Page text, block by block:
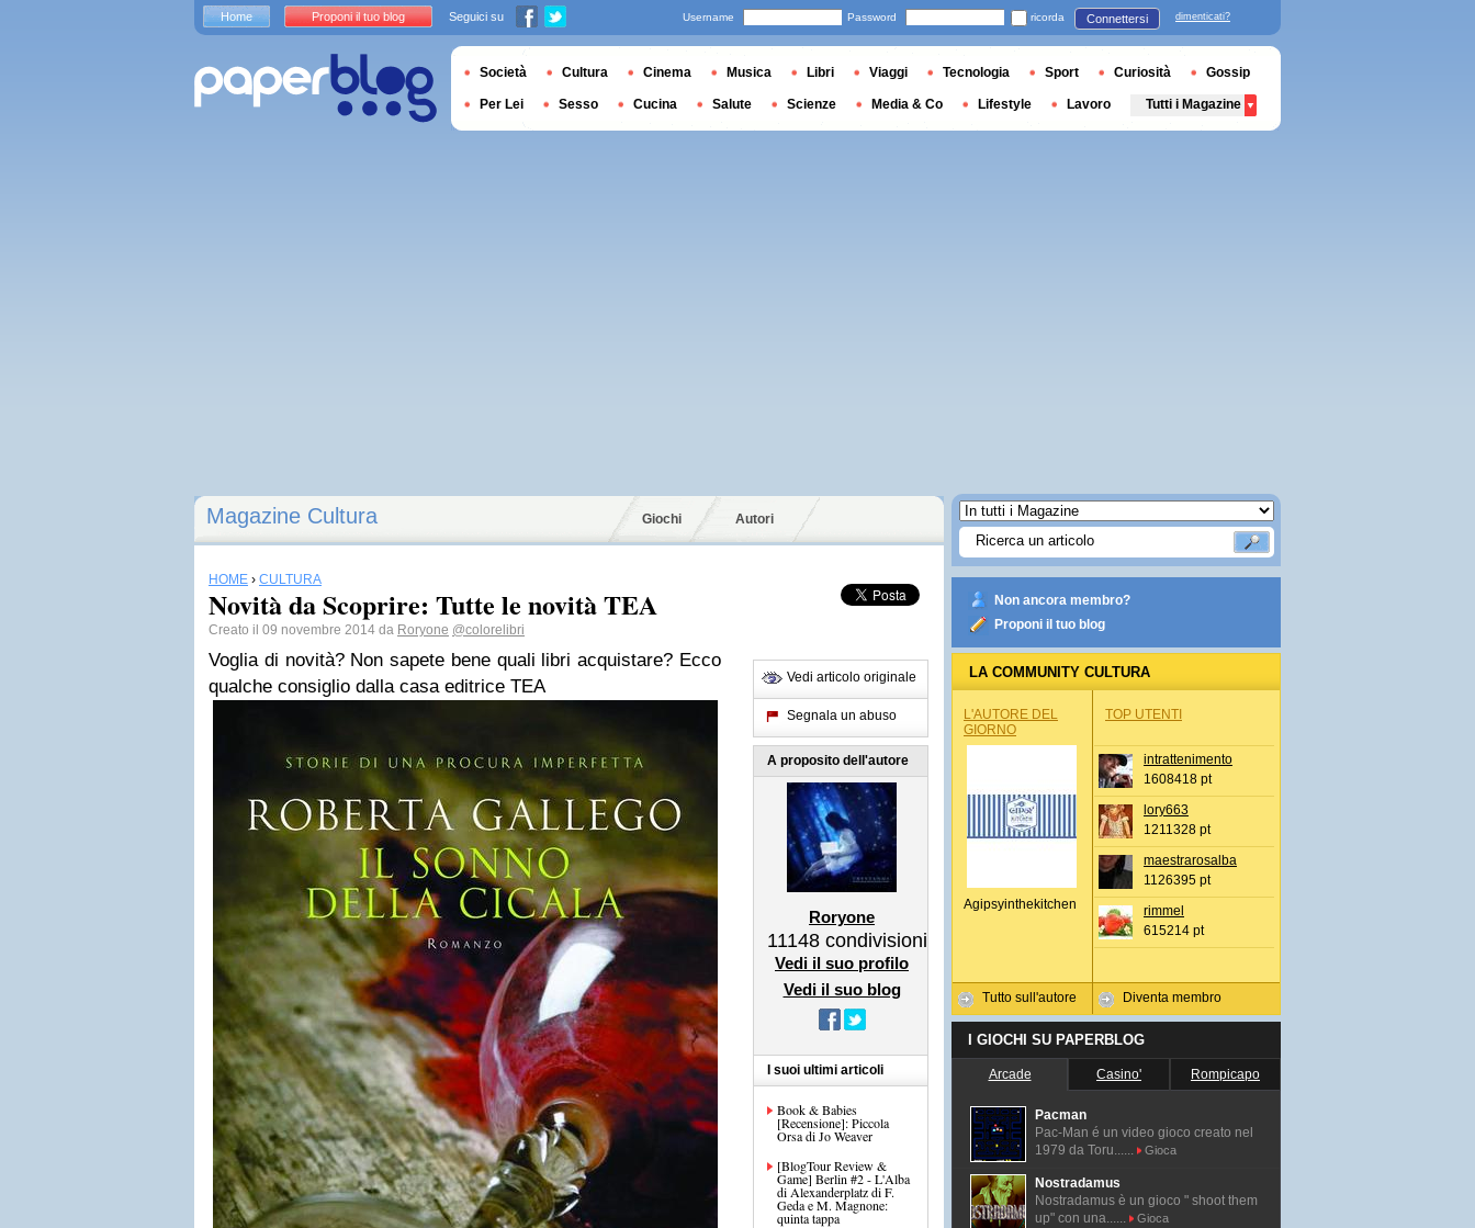
Magazine Cultura Giochi Autori
HOME › CULTURA
Novità da Scoprire: Tutte le novità TEA
Creato il 09 novembre 2014 da Roryone @colorelibri
Voglia di novità? Non sapete bene quali libri acquistare? Ecco
qualche consiglio dalla casa editrice TEA
Vedi articolo originale
Segnala un abuso
A proposito dell'autore
Roryone
11148 condivisioni
Vedi il suo profilo
Vedi il suo blog
I suoi ultimi articoli
Book & Babies
[Recensione]: Piccola
Orsa di Jo Weaver
[BlogTour Review &
Game] Berlin #2 - L'Alba
di Alexanderplatz di F.
Geda e M. Magnone:
quinta tappa
Non ancora membro?
Proponi il tuo blog
LA COMMUNITY CULTURA
L'AUTORE DEL
GIORNO
Agipsyinthekitchen
Tutto sull'autore
TOP UTENTI
intrattenimento
1608418 pt
lory663
1211328 pt
maestrarosalba
1126395 pt
rimmel
615214 pt
Diventa membro
I GIOCHI SU PAPERBLOG
Arcade Casino' Rompicapo
Pacman
Pac-Man é un video gioco creato nel
1979 da Toru......
Gioca
Nostradamus
Nostradamus è un gioco " shoot them
up" con una......
Gioca
Home Proponi il tuo blog Seguici su Username Password ricorda Connettersi dimenticati?
Società Cultura Cinema Musica Libri Viaggi Tecnologia Sport Curiosità Gossip
Per Lei Sesso Cucina Salute Scienze Media & Co Lifestyle Lavoro Tutti i Magazine